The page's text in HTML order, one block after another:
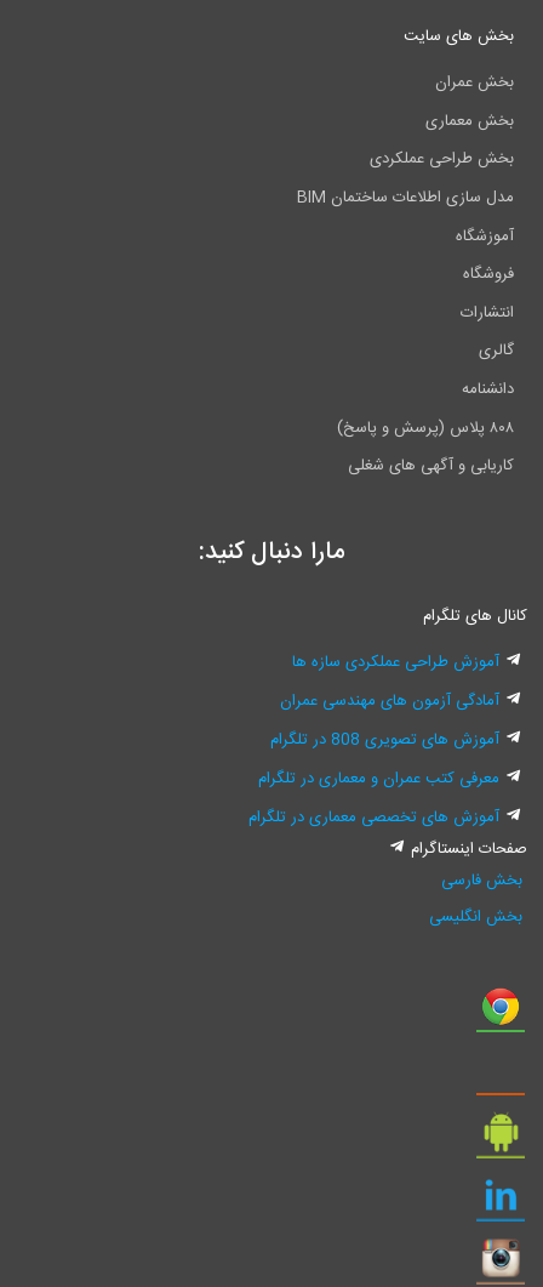
بخش های سایت
بخش عمران
بخش معماری
بخش طراحی عملکردی
مدل سازی اطلاعات ساختمان BIM
آموزشگاه
فروشگاه
انتشارات
گالری
دانشنامه
۸۰۸ پلاس (پرسش و پاسخ)
کاریابی و آگهی های شغلی
مارا دنبال کنید:
کانال های تلگرام
آموزش طراحی عملکردی سازه ها
آمادگی آزمون های مهندسی عمران
آموزش های تصویری 808 در تلگرام
معرفی کتب عمران و معماری در تلگرام
آموزش های تخصصی معماری در تلگرام
صفحات اینستاگرام
بخش فارسی
بخش انگلیسی